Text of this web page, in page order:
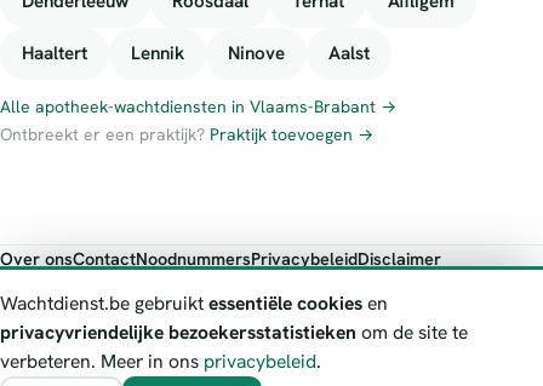
Haaltert Lennik Ninove Aalst
Alle apotheek-wachtdiensten in Vlaams-Brabant →
Ontbreekt er een praktijk? Praktijk toevoegen →
Over onsContactNoodnummersPrivacybeleidDisclaimer
Wachtdienst.be toont publieke wachtdienst-informatie ter oriëntatie.
Bij levensgevaar bel je altijd 112. Controleer altijd de actuele
wachtregeling bij de vermelde officiële bron.
Wachtdienst.be gebruiktessentiële cookiesen
privacyvriendelijke bezoekersstatistieken om de site te
verbeteren. Meer in ons privacybeleid.